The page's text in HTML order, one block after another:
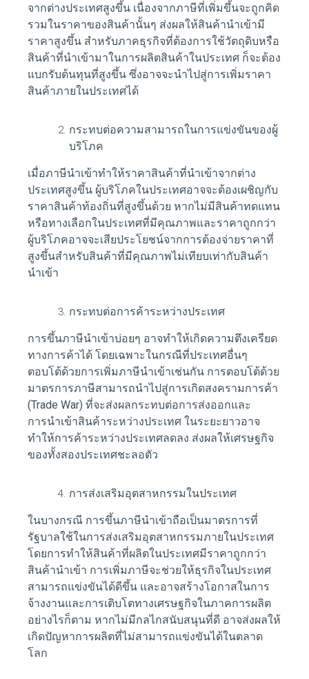
จากต่างประเทศสูงขึ้น เนื่องจากภาษีที่เพิ่มขึ้นจะถูกคิด
รวมในราคาของสินค้านั้นๆ ส่งผลให้สินค้านำเข้ามี
ราคาสูงขึ้น สำหรับภาคธุรกิจที่ต้องการใช้วัตถุดิบหรือ
สินค้าที่นำเข้ามาในการผลิตสินค้าในประเทศ ก็จะต้อง
แบกรับต้นทุนที่สูงขึ้น ซึ่งอาจจะนำไปสู่การเพิ่มราคา
สินค้าภายในประเทศได้
กระทบต่อความสามารถในการแข่งขันของผู้
บริโภค
เมื่อภาษีนำเข้าทำให้ราคาสินค้าที่นำเข้าจากต่าง
ประเทศสูงขึ้น ผู้บริโภคในประเทศอาจจะต้องเผชิญกับ
ราคาสินค้าท้องถิ่นที่สูงขึ้นด้วย หากไม่มีสินค้าทดแทน
หรือทางเลือกในประเทศที่มีคุณภาพและราคาถูกกว่า
ผู้บริโภคอาจจะเสียประโยชน์จากการต้องจ่ายราคาที่
สูงขึ้นสำหรับสินค้าที่มีคุณภาพไม่เทียบเท่ากับสินค้า
นำเข้า
กระทบต่อการค้าระหว่างประเทศ
การขึ้นภาษีนำเข้าบ่อยๆ อาจทำให้เกิดความตึงเครียด
ทางการค้าได้ โดยเฉพาะในกรณีที่ประเทศอื่นๆ
ตอบโต้ด้วยการเพิ่มภาษีนำเข้าเช่นกัน การตอบโต้ด้วย
มาตรการภาษีสามารถนำไปสู่การเกิดสงครามการค้า
(Trade War) ที่จะส่งผลกระทบต่อการส่งออกและ
การนำเข้าสินค้าระหว่างประเทศ ในระยะยาวอาจ
ทำให้การค้าระหว่างประเทศลดลง ส่งผลให้เศรษฐกิจ
ของทั้งสองประเทศชะลอตัว
การส่งเสริมอุตสาหกรรมในประเทศ
ในบางกรณี การขึ้นภาษีนำเข้าถือเป็นมาตรการที่
รัฐบาลใช้ในการส่งเสริมอุตสาหกรรมภายในประเทศ
โดยการทำให้สินค้าที่ผลิตในประเทศมีราคาถูกกว่า
สินค้านำเข้า การเพิ่มภาษีจะช่วยให้ธุรกิจในประเทศ
สามารถแข่งขันได้ดีขึ้น และอาจสร้างโอกาสในการ
จ้างงานและการเติบโตทางเศรษฐกิจในภาคการผลิต
อย่างไรก็ตาม หากไม่มีกลไกสนับสนุนที่ดี อาจส่งผลให้
เกิดปัญหาการผลิตที่ไม่สามารถแข่งขันได้ในตลาด
โลก